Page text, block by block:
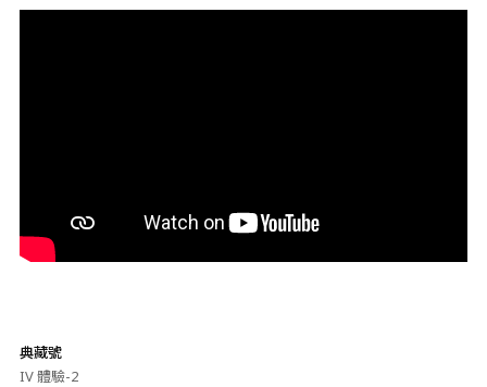
典藏號
IV 體驗-2